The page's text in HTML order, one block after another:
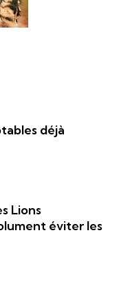
déjà
Lions
éviter les